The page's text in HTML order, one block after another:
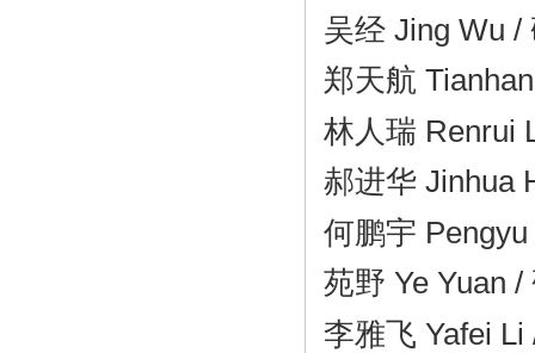
吴经 Jing Wu /
郑天航
林人瑞 Renrui
郝进华 Jinhua
何鹏宇
苑野 Ye Yuan
李雅飞 Yafei